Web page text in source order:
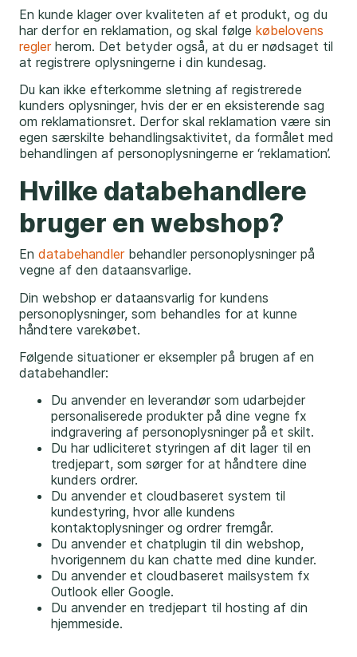
En kunde klager over kvaliteten af et produkt, og du
har derfor en reklamation, og skal følge købelovens
reglerherom. Det betyder også, at du er nødsaget til
at registrere oplysningerne i din kundesag.
Du kan ikke efterkomme sletning af registrerede
kunders oplysninger, hvis der er en eksisterende sag
om reklamationsret. Derfor skal reklamation være sin
egen særskilte behandlingsaktivitet, da formålet med
behandlingen af personoplysningerne er ‘reklamation’.
Hvilke databehandlere
bruger en webshop?
En databehandlerbehandler personoplysninger på
vegne af den dataansvarlige.
Din webshop er dataansvarlig for kundens
personoplysninger, som behandles for at kunne
håndtere varekøbet.
Følgende situationer er eksempler på brugen af en
databehandler:
Du anvender en leverandør som udarbejder
personaliserede produkter på dine vegne fx
indgravering af personoplysninger på et skilt.
Du har udliciteret styringen af dit lager til en
tredjepart, som sørger for at håndtere dine
kunders ordrer.
Du anvender et cloudbaseret system til
kundestyring, hvor alle kundens
kontaktoplysninger og ordrer fremgår.
Du anvender et chatplugin til din webshop,
hvorigennem du kan chatte med dine kunder.
Du anvender et cloudbaseret mailsystem fx
Outlook eller Google.
Du anvender en tredjepart til hosting af din
hjemmeside.